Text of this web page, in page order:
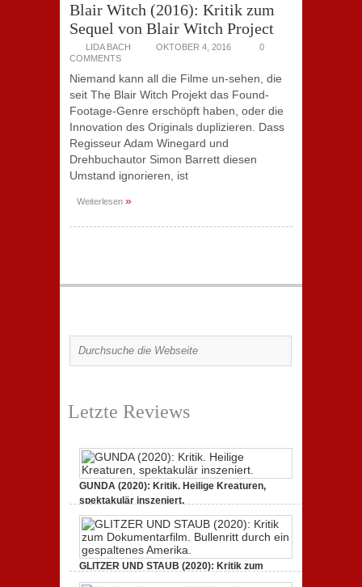
Blair Witch (2016): Kritik zum
Sequel von Blair Witch Project
LIDA BACH OKTOBER 4, 2016
0
COMMENTS
Niemand kann all die Filme un-sehen, die
seit The Blair Witch Projekt das Found-
Footage-Genre erschöpft haben, oder die
Innovation des Originals duplizieren. Dass
Regisseur Adam Winegard und
Drehbuchautor Simon Barrett diesen
Umstand ignorieren, ist
Weiterlesen »
Letzte Reviews
GUNDA (2020): Kritik. Heilige Kreaturen,
spektakulär inszeniert.
GLITZER UND STAUB (2020): Kritik zum
Dokumentarfilm.